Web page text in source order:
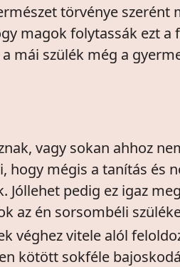
törvénye szerént
magok folytassák ezt a
mái szülék még a
vagy sokan ahhoz
hogy mégis a tanítás és
pedig ez igaz
az én sorsombéli
véghez vitele alól
kötött sokféle